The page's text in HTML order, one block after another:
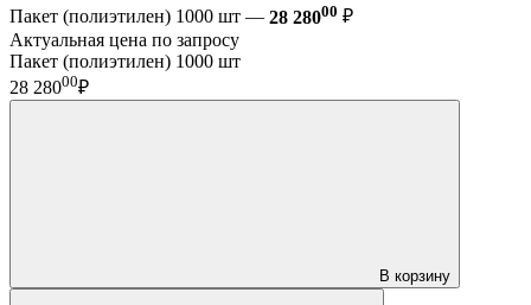
Пакет (полиэтилен) 1000 шт — 28 28000 ₽
Актуальная цена по запросу
Пакет (полиэтилен) 1000 шт
28 28000₽
В корзину